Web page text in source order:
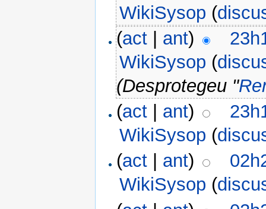
WikiSysop (
(act ant)
WikiSysop (
(Desprotegeu "
(act ant)
WikiSysop (
(act ant)
WikiSysop (